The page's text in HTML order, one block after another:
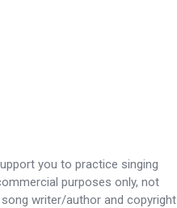
you to practice singing
purposes only, not
writer/author and copyright